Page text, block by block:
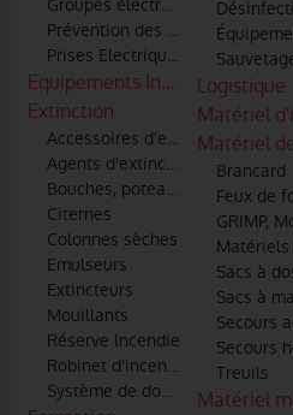
Groupes électrogènes
Prévention des risques
Prises Electriques
Equipements Industriels
Extinction
Accessoires d'extinction
Agents d'extinction
Bouches, poteaux d'incendie et
Citernes
Colonnes sèches
Emulseurs
Extincteurs
Mouillants
Réserve Incendie
Robinet d'incendie
Système de dosage additifs
Logistique
Matériel
Matériel
Brancard
Feux de
GRIMP,
Sacs à
Sacs à
Secours
Secours
Treuils
Matériel